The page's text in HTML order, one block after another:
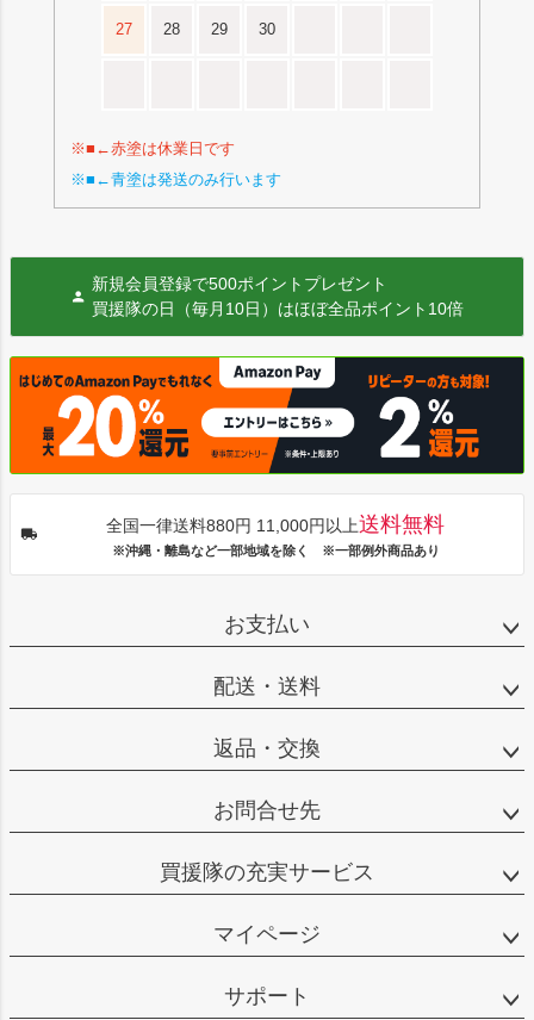
27 28 29 30
※■←赤塗は休業日です
※■←青塗は発送のみ行います
新規会員登録で500ポイントプレゼント
買援隊の日（毎月10日）はほぼ全品ポイント10倍
全国一律送料880円 11,000円以上送料無料
※沖縄・離島など一部地域を除く ※一部例外商品あり
お支払い
配送・送料
返品・交換
お問合せ先
買援隊の充実サービス
マイページ
サポート